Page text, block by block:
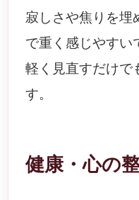
寂しさや焦りを埋
で重く感じやすい
軽く見直すだけで
す。
健康・心の